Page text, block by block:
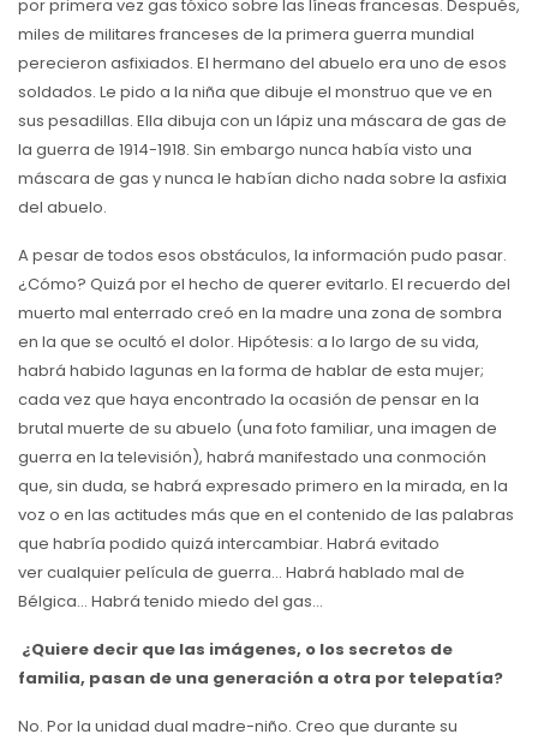
por primera vez gas tóxico sobre las líneas francesas. Después,
miles de militares franceses de la primera guerra mundial
perecieron asfixiados. El hermano del abuelo era uno de esos
soldados. Le pido a la niña que dibuje el monstruo que ve en
sus pesadillas. Ella dibuja con un lápiz una máscara de gas de
la guerra de 1914-1918. Sin embargo nunca había visto una
máscara de gas y nunca le habían dicho nada sobre la asfixia
del abuelo.
A pesar de todos esos obstáculos, la información pudo pasar.
¿Cómo? Quizá por el hecho de querer evitarlo. El recuerdo del
muerto mal enterrado creó en la madre una zona de sombra
en la que se ocultó el dolor. Hipótesis: a lo largo de su vida,
habrá habido lagunas en la forma de hablar de esta mujer;
cada vez que haya encontrado la ocasión de pensar en la
brutal muerte de su abuelo (una foto familiar, una imagen de
guerra en la televisión), habrá manifestado una conmoción
que, sin duda, se habrá expresado primero en la mirada, en la
voz o en las actitudes más que en el contenido de las palabras
que habría podido quizá intercambiar. Habrá evitado
ver cualquier película de guerra… Habrá hablado mal de
Bélgica… Habrá tenido miedo del gas…
¿Quiere decir que las imágenes, o los secretos de
familia, pasan de una generación a otra por telepatía?
No. Por la unidad dual madre-niño. Creo que durante su